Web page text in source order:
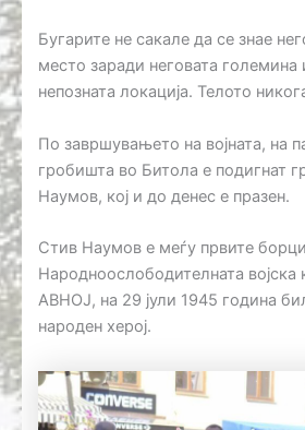
Бугарите не сакале да се знае
место заради неговата големина
непозната локација. Телото
По завршувањето на војната, на
гробишта во Битола е подигнат
Наумов, кој и до денес е празен.
Стив Наумов е меѓу првите
Народноослободителната војска
АВНОЈ, на 29 јули 1945 година
народен херој.